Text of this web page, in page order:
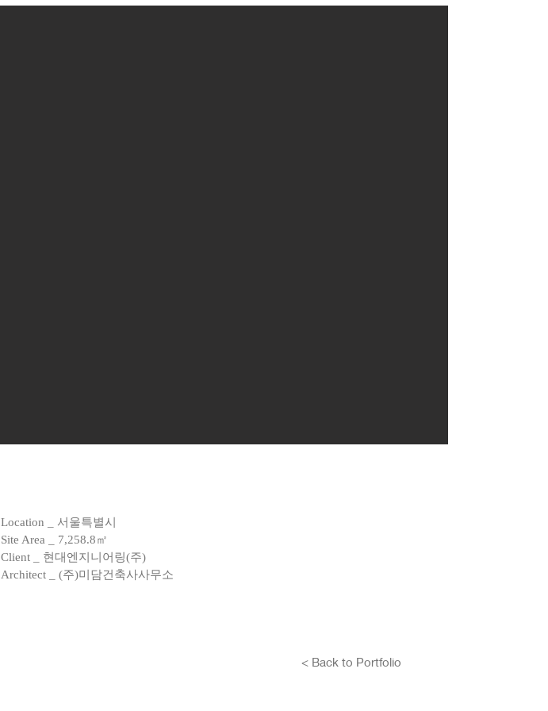
Location _ 서울특별시
Site Area _ 7,258.8㎡
Client _ 현대엔지니어링(주)
Architect _ (주)미담건축사사무소
< Back to Portfolio